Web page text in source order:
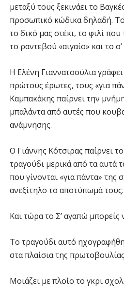
μεταξύ τους ξεκινάει το
προσωπικό κώδικα δηλαδή.
το δικό μας στέκι, το φιλί
το ραντεβού «αιγαίο» και το
Η Ελένη Γιαννατσούλια
πρώτους έρωτες, τους «για
Καμπακάκης παίρνει την
μπαλάντα από αυτές που
ανάμνησης.
Ο Γιάννης Κότσιρας παίρνει
τραγούδι μερικά από τα αυτά
που γίνονται «για πάντα» της
ανεξίτηλο το αποτύπωμά τους.
Και τώρα το Σ’ αγαπώ μπορείς
Το τραγούδι αυτό
στα πλαίσια της
Μοιάζει με πλοίο το γκρι